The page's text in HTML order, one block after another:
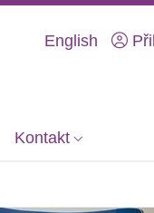
English
Kontakt